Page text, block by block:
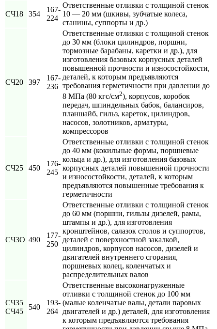
СЧ18 354
167-
224
Ответственные отливки с толщиной стенок
10 — 20 мм (шкивы, зубчатые колеса,
станины, суппорты и др.)
СЧ20 397
167-
236
Ответственные отливки с толщиной стенок
до 30 мм (блоки цилиндров, поршни,
тормозные барабаны, каретки и др.), для
изготовления базовых корпусных деталей
повышенной прочности и износостойкости,
деталей, к которым предъявляются
требования герметичности при давлении до
8 МПа (80 кгс/см2), корпусов, коробок
передач, шпиндельных бабок, балансиров,
планшайб, гильз, кареток, цилиндров,
насосов, золотников, арматуры,
компрессоров
СЧ25 450
176-
245
Ответственные отливки с толщиной стенок
до 40 мм (кокильные формы, поршневые
кольца и др.), для изготовления базовых
корпусных деталей повышенной прочности
и износостойкости, деталей, к которым
предъявляются повышенные требования к
герметичности
СЧ3О 490
177-
250
Ответственные отливки с толщиной стенок
до 60 мм (поршни, гильзы дизелей, рамы,
штампы и др.), для изготовления
кронштейнов, салазок столов и суппортов,
деталей с поверхностной закалкой,
цилиндров, корпусов насосов, дизелей и
двигателей внутреннего сгорания,
поршневых колец, коленчатых и
распределительных валов
СЧ35
СЧ45
540
193-
264
Ответственные высоконагруженные
отливки с толщиной стенок до 100 мм
(малые коленчатые валы, детали паровых
двигателей и др.) деталей, для изготовления
к которым предъявляются требования